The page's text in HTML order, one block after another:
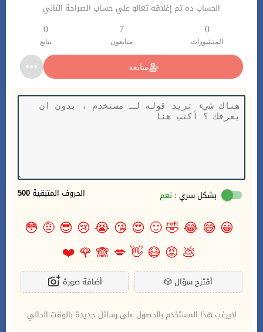
الحساب ده تم إغلاقه تعالو علي حساب الصراحة التاني
0
المنشورات
7
متابعون
0
يتابع
متابعة
500 الحروف المتبقية بشكل سري : نعم
😀
😅
😂
🤣
🙂
😍
😘
😭
😢
😎
🤨
😳
💩
😡
😷
👋
💋
🙈
🌹
❤️
🎲أقترح سؤال أضافة صورة
لايرغب هذا المستخدم بالحصول على رسائل جديدة بالوقت الحالي